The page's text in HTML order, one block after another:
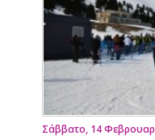
Σάββατο, 14